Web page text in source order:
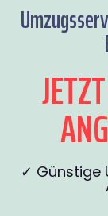
✓ Günstige